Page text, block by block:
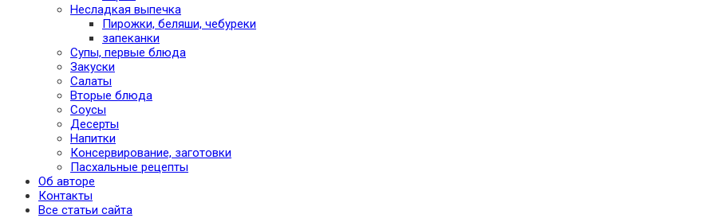
Несладкая выпечка
Пирожки, беляши, чебуреки
запеканки
Супы, первые блюда
Закуски
Салаты
Вторые блюда
Соусы
Десерты
Напитки
Консервирование, заготовки
Пасхальные рецепты
Об авторе
Контакты
Все статьи сайта